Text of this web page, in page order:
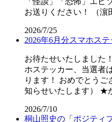
お送りください！ （
2026/7/25
2026年6月分スマホス
お待たせいたしました
ホステッカー、当選者
ります！ おめでとう
知らせいたします）
2026/7/10
桐山照史の「ポジティ